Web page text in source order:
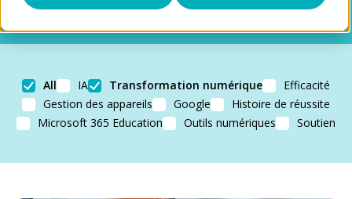
All IA Transformation numérique
Efficacité
Gestion des appareils
Google
Histoire de réussite
Microsoft 365 Education
Outils numériques Soutien